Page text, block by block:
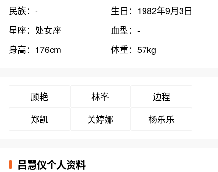
民族：-
生日：1982年9月3日
星座：处女座
血型：-
身高：176cm
体重：57kg
顾艳 林峯
边程
郑凯
关婷娜 杨乐乐
吕慧仪个人资料